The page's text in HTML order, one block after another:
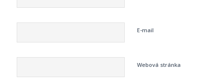
E-mail
Webová stránka